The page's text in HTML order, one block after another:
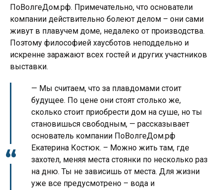
ПоВолгеДом.рф. Примечательно, что основатели
компании действительно болеют делом – они сами
живут в плавучем доме, недалеко от производства.
Поэтому философией хаусботов неподдельно и
искренне заражают всех гостей и других участников
выставки.
— Мы считаем, что за плавдомами стоит
будущее. По цене они стоят столько же,
сколько стоит приобрести дом на суше, но ты
становишься свободным, — рассказывает
основатель компании ПоВолгеДом.рф
Екатерина Костюк. – Можно жить там, где
захотел, меняя места стоянки по несколько раз
на дню. Ты не зависишь от места. Для жизни
уже все предусмотрено – вода и